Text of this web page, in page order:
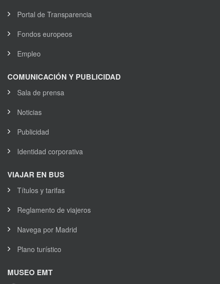
Portal de Transparencia
Fondos europeos
Empleo
COMUNICACIÓN Y PUBLICIDAD
Sala de prensa
Noticias
Publicidad
Identidad corporativa
VIAJAR EN BUS
Títulos y tarifas
Reglamento de viajeros
Navega por Madrid
Plano turístico
MUSEO EMT